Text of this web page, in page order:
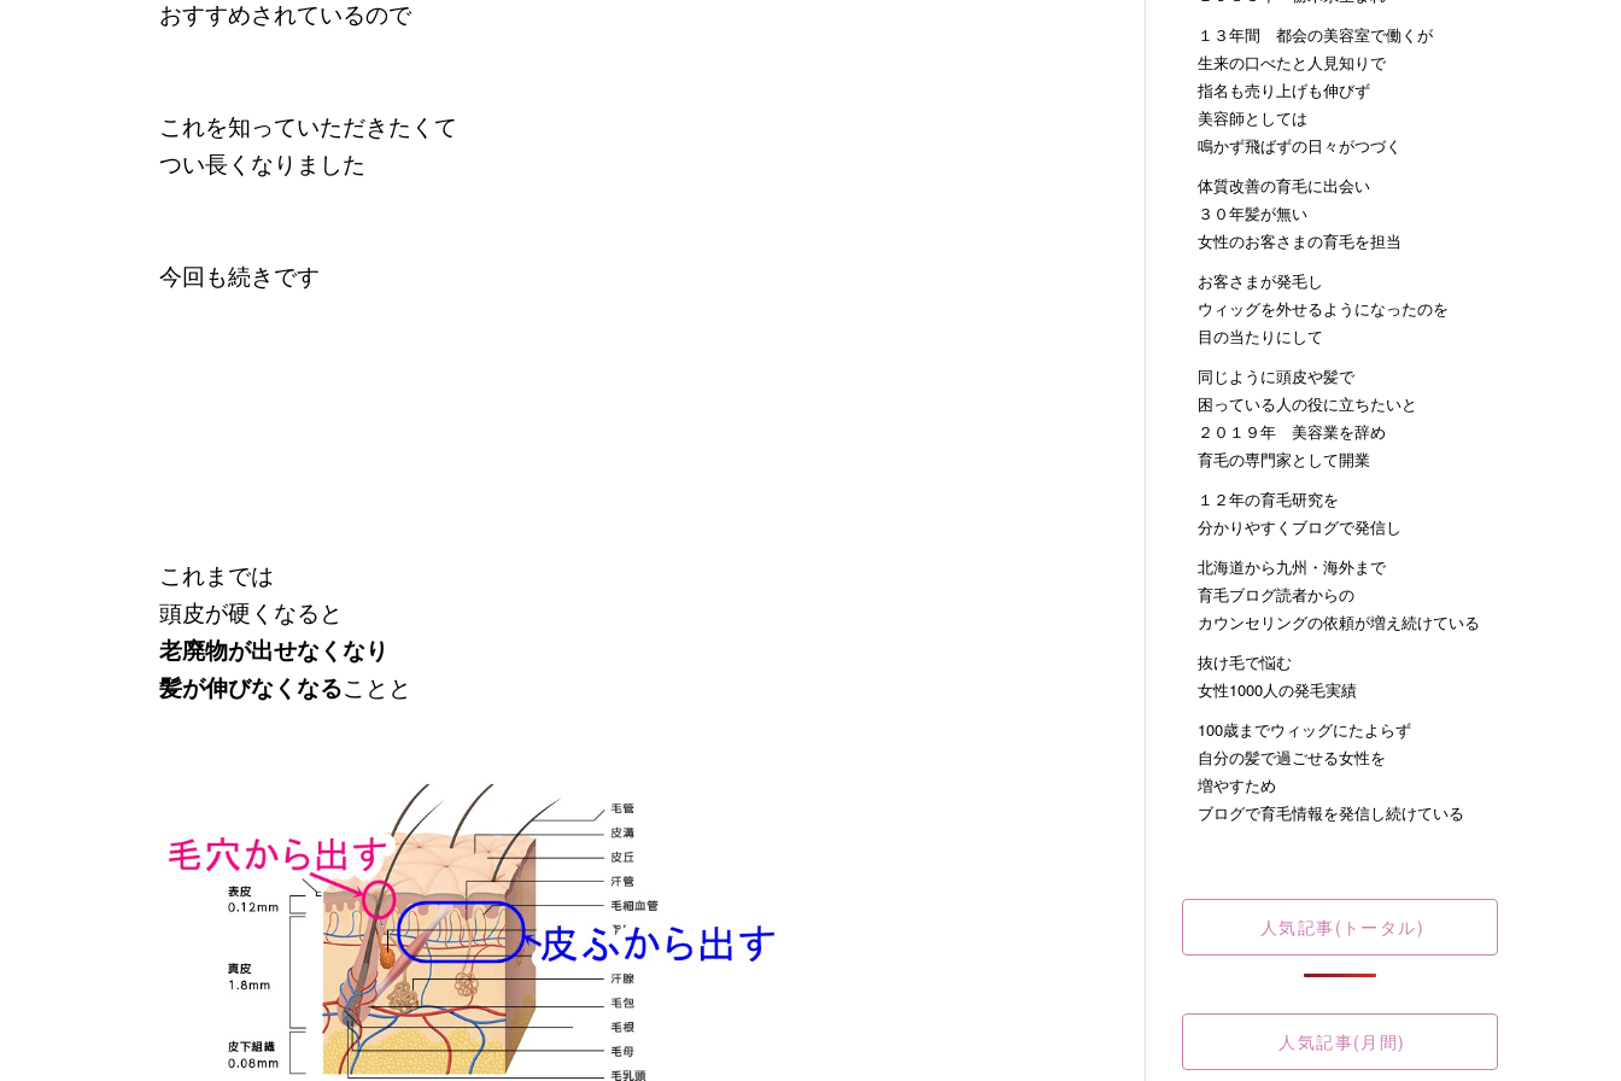
おすすめされているので
これを知っていただきたくて
つい長くなりました
今回も続きです
これまでは
頭皮が硬くなると
老廃物が出せなくなり
髪が伸びなくなることと
１３年間 都会の美容室で働くが
生来の口べたと人見知りで
指名も売り上げも伸びず
美容師としては
鳴かず飛ばずの日々がつづく
体質改善の育毛に出会い
３０年髪が無い
女性のお客さまの育毛を担当
お客さまが発毛し
ウィッグを外せるようになったのを
目の当たりにして
同じように頭皮や髪で
困っている人の役に立ちたいと
２０１９年 美容業を辞め
育毛の専門家として開業
１２年の育毛研究を
分かりやすくブログで発信し
北海道から九州・海外まで
育毛ブログ読者からの
カウンセリングの依頼が増え続けている
抜け毛で悩む
女性1000人の発毛実績
100歳までウィッグにたよらず
自分の髪で過ごせる女性を
増やすため
ブログで育毛情報を発信し続けている
人気記事(トータル)
人気記事(月間)